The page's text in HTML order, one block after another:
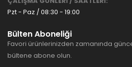
Pzt - Paz / 08:30 - 19:00
Bülten Aboneliği
Favori ürünlerinizden zamanında
bültene abone olun.